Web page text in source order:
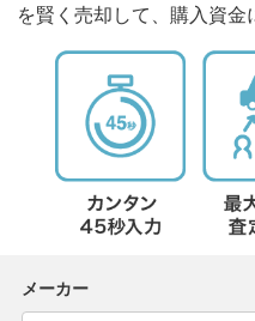
を賢く売却して、購入資金
メーカー